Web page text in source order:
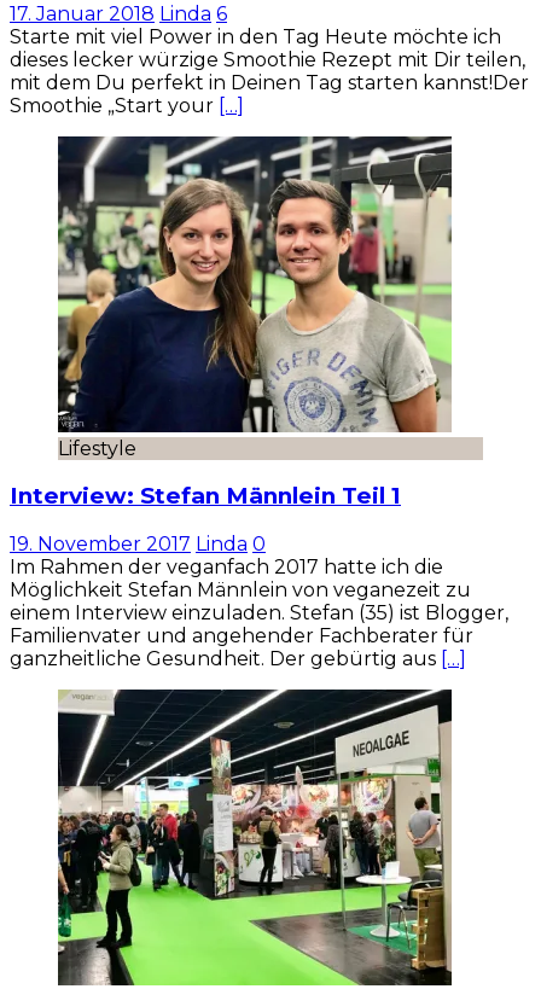
17. Januar 2018 Linda 6
Starte mit viel Power in den Tag Heute möchte ich
dieses lecker würzige Smoothie Rezept mit Dir teilen,
mit dem Du perfekt in Deinen Tag starten kannst!Der
Smoothie „Start your […]
Lifestyle
Interview: Stefan Männlein Teil 1
19. November 2017 Linda 0
Im Rahmen der veganfach 2017 hatte ich die
Möglichkeit Stefan Männlein von veganezeit zu
einem Interview einzuladen. Stefan (35) ist Blogger,
Familienvater und angehender Fachberater für
ganzheitliche Gesundheit. Der gebürtig aus […]